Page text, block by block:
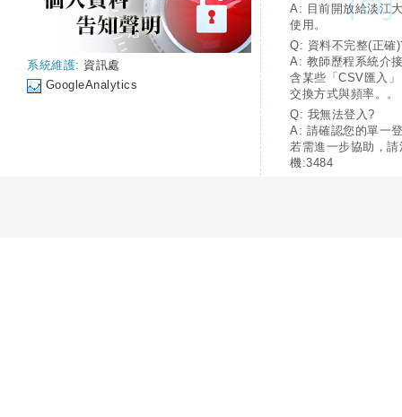
系統維護: 資訊處
GoogleAnalytics
A: 目前開放給淡江
使用。
Q: 資料不完整(正確
A: 教師歷程系統介
含某些「CSV匯入
交換方式與頻率。。
Q: 我無法登入?
A: 請確認您的單一
若需進一步協助，
機:3484